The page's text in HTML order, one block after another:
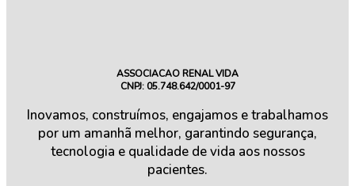
ASSOCIACAO RENAL VIDA
CNPJ: 05.748.642/0001-97
Inovamos, construímos, engajamos e trabalhamos
por um amanhã melhor, garantindo segurança,
tecnologia e qualidade de vida aos nossos
pacientes.